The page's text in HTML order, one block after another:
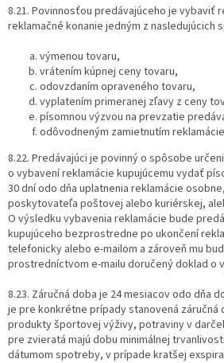
8.21. Povinnosťou predávajúceho je vybaviť
reklamačné konanie jedným z nasledujúcich
výmenou tovaru,
vrátením kúpnej ceny tovaru,
odovzdaním opraveného tovaru,
vyplatením primeranej zľavy z ceny
písomnou výzvou na prevzatie
odôvodneným zamietnutím
8.22. Predávajúci je povinný o spôsobe
o vybavení reklamácie kupujúcemu vydať
30 dní odo dňa uplatnenia reklamácie
poskytovateľa poštovej alebo kuriérskej,
O výsledku vybavenia reklamácie bude
kupujúceho bezprostredne po ukončení
telefonicky alebo e-mailom a zároveň mu
prostredníctvom e-mailu doručený doklad o
8.23. Záručná doba je 24 mesiacov odo dňa
je pre konkrétne prípady stanovená záručná
produkty športovej výživy, potraviny v
pre zvieratá majú dobu minimálnej
dátumom spotreby, v prípade kratšej